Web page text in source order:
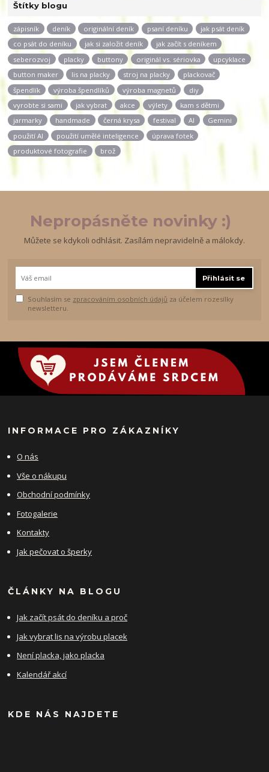
Štítky blogu
zápisník deník originální deník psaní deníku
jak psát deník
co psát do deníku
jak si založit deník
jak začít s deníkem
seberozvoj
placky buttony originál vs. sériovka
upcyklace
button maker
lis na placky stroj na placky
plackovač
špendlík
výroba špendlíků výroba magnetů
diy
vyrobte si sami
jak vybrat akce výlety
kam s dětmi
jarmarky
handmade černá krysa festival AI
Gemini
použití AI
použití umělé inteligence
úprava fotek
produktové fotografie
brož
Nepropásněte novinky :)
Můžete se kdykoli odhlásit. Zasílám nepravidelně a málokdy.
Přihlásit se
Souhlasím se zpracováním osobních údajů za účelem rozesílky
newsletteru.
INFORMACE PRO ZÁKAZNÍKY
O nás
Vše o nákupu
Obchodní podmínky
Fotogalerie
Kontakty
Jak pečovat o šperky
ČLÁNKY NA BLOGU
Jak začít psát do deníku a proč
Jak vybrat lis na výrobu placek
Není placka, jako placka
Kalendář akcí
KDE NÁS NAJDETE